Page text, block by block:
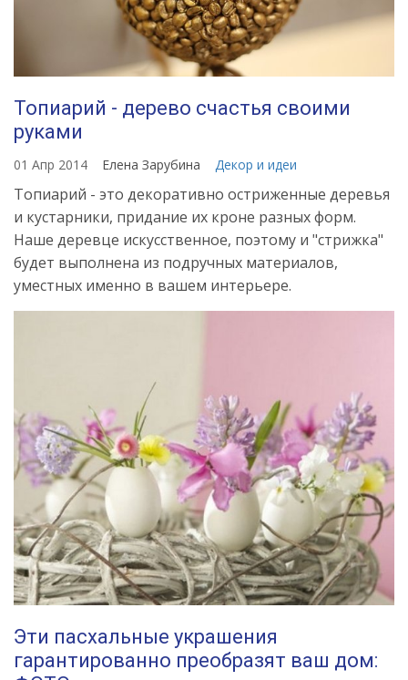
Топиарий - дерево счастья своими
руками
01 Апр 2014 Елена Зарубина Декор и идеи
Топиарий - это декоративно остриженные деревья
и кустарники, придание их кроне разных форм.
Наше деревце искусственное, поэтому и "стрижка"
будет выполнена из подручных материалов,
уместных именно в вашем интерьере.
Эти пасхальные украшения
гарантированно преобразят ваш дом: